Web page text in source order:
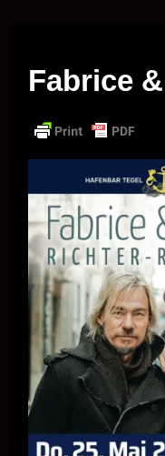
Fabrice